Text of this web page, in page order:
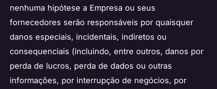
nenhuma hipótese a Empresa ou seus
fornecedores serão responsáveis por quaisquer
danos especiais, incidentais, indiretos ou
consequenciais (incluindo, entre outros, danos por
perda de lucros, perda de dados ou outras
informações, por interrupção de negócios, por